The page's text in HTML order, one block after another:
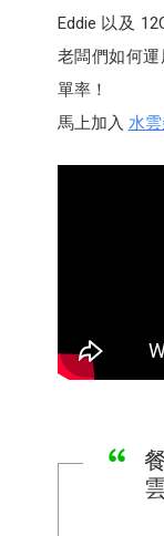
Eddie 以及
老闆們如何
單率！
馬上加入 水